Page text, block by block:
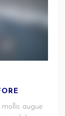
augue